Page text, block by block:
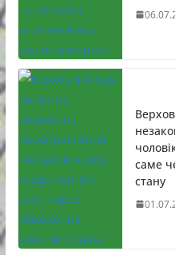
саме
стану